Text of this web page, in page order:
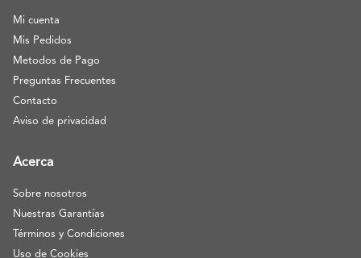
Mi cuenta
Mis Pedidos
Metodos de Pago
Preguntas Frecuentes
Contacto
Aviso de privacidad
Acerca
Sobre nosotros
Nuestras Garantías
Términos y Condiciones
Uso de Cookies